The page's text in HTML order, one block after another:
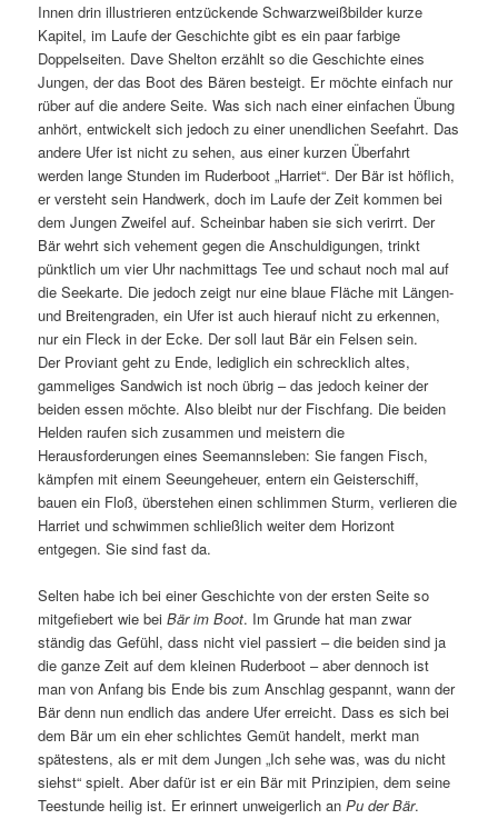
Innen drin illustrieren entzückende Schwarzweißbilder kurze
Kapitel, im Laufe der Geschichte gibt es ein paar farbige
Doppelseiten. Dave Shelton erzählt so die Geschichte eines
Jungen, der das Boot des Bären besteigt. Er möchte einfach nur
rüber auf die andere Seite. Was sich nach einer einfachen Übung
anhört, entwickelt sich jedoch zu einer unendlichen Seefahrt. Das
andere Ufer ist nicht zu sehen, aus einer kurzen Überfahrt
werden lange Stunden im Ruderboot „Harriet“. Der Bär ist höflich,
er versteht sein Handwerk, doch im Laufe der Zeit kommen bei
dem Jungen Zweifel auf. Scheinbar haben sie sich verirrt. Der
Bär wehrt sich vehement gegen die Anschuldigungen, trinkt
pünktlich um vier Uhr nachmittags Tee und schaut noch mal auf
die Seekarte. Die jedoch zeigt nur eine blaue Fläche mit Längen-
und Breitengraden, ein Ufer ist auch hierauf nicht zu erkennen,
nur ein Fleck in der Ecke. Der soll laut Bär ein Felsen sein.
Der Proviant geht zu Ende, lediglich ein schrecklich altes,
gammeliges Sandwich ist noch übrig – das jedoch keiner der
beiden essen möchte. Also bleibt nur der Fischfang. Die beiden
Helden raufen sich zusammen und meistern die
Herausforderungen eines Seemannsleben: Sie fangen Fisch,
kämpfen mit einem Seeungeheuer, entern ein Geisterschiff,
bauen ein Floß, überstehen einen schlimmen Sturm, verlieren die
Harriet und schwimmen schließlich weiter dem Horizont
entgegen. Sie sind fast da.
Selten habe ich bei einer Geschichte von der ersten Seite so
mitgefiebert wie beiBär im Boot. Im Grunde hat man zwar
ständig das Gefühl, dass nicht viel passiert – die beiden sind ja
die ganze Zeit auf dem kleinen Ruderboot – aber dennoch ist
man von Anfang bis Ende bis zum Anschlag gespannt, wann der
Bär denn nun endlich das andere Ufer erreicht. Dass es sich bei
dem Bär um ein eher schlichtes Gemüt handelt, merkt man
spätestens, als er mit dem Jungen „Ich sehe was, was du nicht
siehst“ spielt. Aber dafür ist er ein Bär mit Prinzipien, dem seine
Teestunde heilig ist. Er erinnert unweigerlich anPu der Bär.